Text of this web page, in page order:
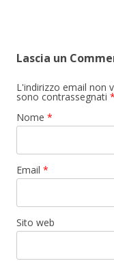
Lascia un
L'indirizzo email non
sono contrassegnati *
Nome *
Email *
Sito web